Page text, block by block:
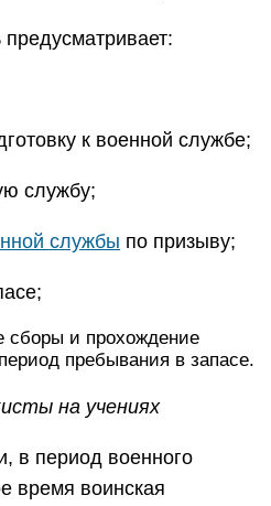
к военной службе;
службу;
службы по призыву;
сборы и прохождение
пребывания в запасе.
на учениях
в период военного
время воинская